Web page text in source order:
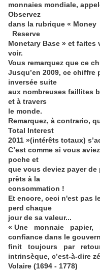
monnaies mondiale,
Observez
dans la rubrique «
Reserve
Monetary Base » et
voir.
Vous remarquez que ce
Jusqu’en 2009, ce chiffre
inversée suite
aux nombreuses faillites
et à travers
le monde.
Remarquez, à contrario,
Total Interest
2011 »(intérêts totaux)
C’est comme si vous
poche et
que vous deviez payer
prêts à la
consommation !
Et encore, ceci n'est pas
perd chaque
jour de sa valeur...
« Une monnaie
confiance dans le
finit toujours par
intrinsèque, c’est-à-dire
Volaire (1694 - 1778)